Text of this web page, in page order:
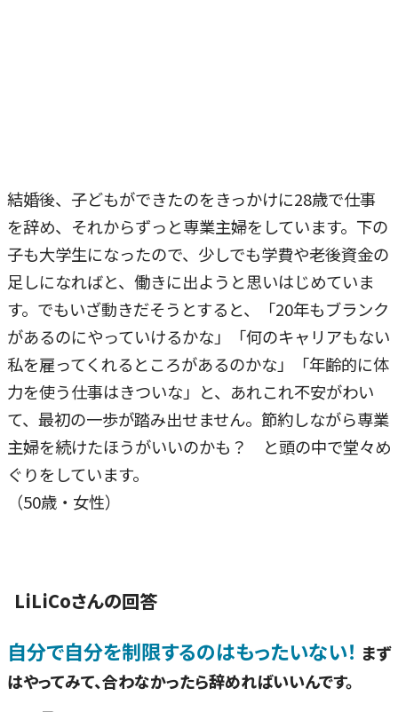
結婚後、子どもができたのをきっかけに28歳で仕事
を辞め、それからずっと専業主婦をしています。下の
子も大学生になったので、少しでも学費や老後資金の
足しになればと、働きに出ようと思いはじめていま
す。でもいざ動きだそうとすると、「20年もブランク
があるのにやっていけるかな」「何のキャリアもない
私を雇ってくれるところがあるのかな」「年齢的に体
力を使う仕事はきついな」と、あれこれ不安がわい
て、最初の一歩が踏み出せません。節約しながら専業
主婦を続けたほうがいいのかも？ と頭の中で堂々め
ぐりをしています。
（50歳・女性）
LiLiCoさんの回答
自分で自分を制限するのはもったいない！ まず
はやってみて、合わなかったら辞めればいいんです。